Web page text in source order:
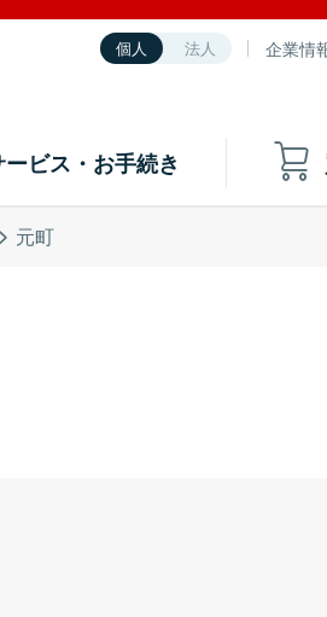
個人 法人 企業情
ービス・お手続き
元町